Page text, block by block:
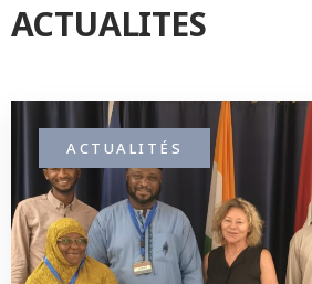
ACTUALITES
ACTUALITÉS